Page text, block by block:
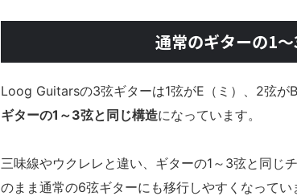
通常のギターの1
Loog Guitarsの3弦ギターは1弦がE（ミ）、2弦が
ギターの1～3弦と同じ構造になっています。
三味線やウクレレと違い、ギターの1～3弦と同じ
のまま通常の6弦ギターにも移行しやすくなってい